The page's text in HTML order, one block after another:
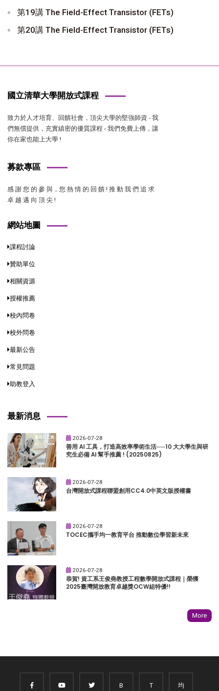
第19講 The Field-Effect Transistor (FETs)
第20講 The Field-Effect Transistor (FETs)
國立清華大學開放式課程
致力於人才培育、回饋社會，頂尖大學的堅強師資 - 我
們無償提供，充實縝密的優質課程 - 我們免費上傳，讓
你在家也能上大學 !
募款專區
感 謝 您 的 參 與，您 熱 情 的 回 饋 ! 推 動 我 們 追 求
卓 越 邁 向 頂 尖 !
網站地圖
課程討論
贊助單位
相關資源
授權推薦
校內問卷
校外問卷
最新公告
常見問題
助教登入
最新消息
2026-07-28
善用 AI 工具，打造高效率學術生活──10 大大學生與研
究生必備 AI 幫手推薦 ! (20250825)
2026-07-28
台灣開放式課程聯盟創用CC4.0中英文版授權書
2026-07-28
TOCEC攜手均一教育平台 推動數位學習新未來
2026-07-28
恭賀! 資工系王俊堯教授工程數學開放式課程｜榮獲
2025臺灣開放教育卓越獎OCW組特優!!
More
B T 均